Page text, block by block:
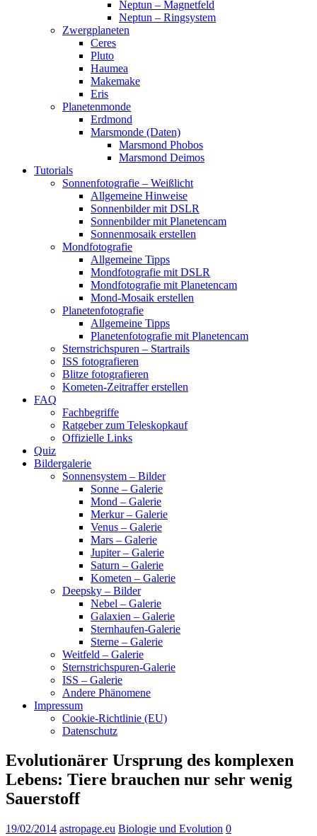
Neptun – Magnetfeld
Neptun – Ringsystem
Zwergplaneten
Ceres
Pluto
Haumea
Makemake
Eris
Planetenmonde
Erdmond
Marsmonde (Daten)
Marsmond Phobos
Marsmond Deimos
Tutorials
Sonnenfotografie – Weißlicht
Allgemeine Hinweise
Sonnenbilder mit DSLR
Sonnenbilder mit Planetencam
Sonnenmosaik erstellen
Mondfotografie
Allgemeine Tipps
Mondfotografie mit DSLR
Mondfotografie mit Planetencam
Mond-Mosaik erstellen
Planetenfotografie
Allgemeine Tipps
Planetenfotografie mit Planetencam
Sternstrichspuren – Startrails
ISS fotografieren
Blitze fotografieren
Kometen-Zeitraffer erstellen
FAQ
Fachbegriffe
Ratgeber zum Teleskopkauf
Offizielle Links
Quiz
Bildergalerie
Sonnensystem – Bilder
Sonne – Galerie
Mond – Galerie
Merkur – Galerie
Venus – Galerie
Mars – Galerie
Jupiter – Galerie
Saturn – Galerie
Kometen – Galerie
Deepsky – Bilder
Nebel – Galerie
Galaxien – Galerie
Sternhaufen-Galerie
Sterne – Galerie
Weitfeld – Galerie
Sternstrichspuren-Galerie
ISS – Galerie
Andere Phänomene
Impressum
Cookie-Richtlinie (EU)
Datenschutz
Evolutionärer Ursprung des komplexen
Lebens: Tiere brauchen nur sehr wenig
Sauerstoff
19/02/2014 astropage.eu Biologie und Evolution 0